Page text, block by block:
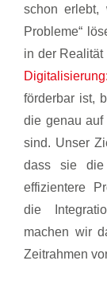
schon erlebt,
Probleme“
in der
förderbar ist,
die genau auf
sind. Unser
dass sie
effizientere
die
machen wir
Zeitrahmen